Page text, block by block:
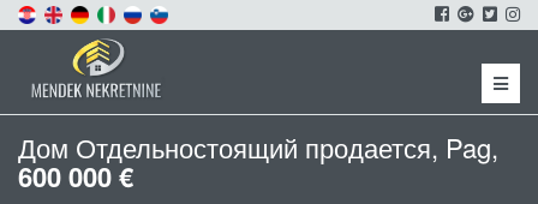
Menu
Дом Отдельностоящий продается, Pag,
600 000 €